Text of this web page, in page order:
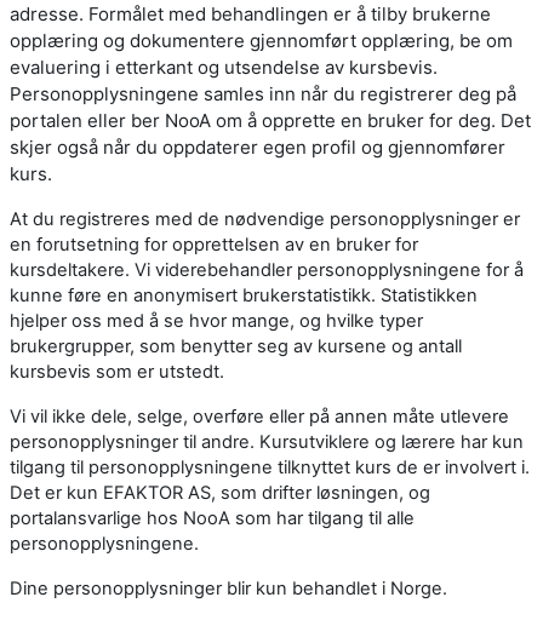
adresse. Formålet med behandlingen er å tilby brukerne
opplæring og dokumentere gjennomført opplæring, be om
evaluering i etterkant og utsendelse av kursbevis.
Personopplysningene samles inn når du registrerer deg på
portalen eller ber NooA om å opprette en bruker for deg. Det
skjer også når du oppdaterer egen profil og gjennomfører
kurs.
At du registreres med de nødvendige personopplysninger er
en forutsetning for opprettelsen av en bruker for
kursdeltakere. Vi viderebehandler personopplysningene for å
kunne føre en anonymisert brukerstatistikk. Statistikken
hjelper oss med å se hvor mange, og hvilke typer
brukergrupper, som benytter seg av kursene og antall
kursbevis som er utstedt.
Vi vil ikke dele, selge, overføre eller på annen måte utlevere
personopplysninger til andre. Kursutviklere og lærere har kun
tilgang til personopplysningene tilknyttet kurs de er involvert i.
Det er kun EFAKTOR AS, som drifter løsningen, og
portalansvarlige hos NooA som har tilgang til alle
personopplysningene.
Dine personopplysninger blir kun behandlet i Norge.